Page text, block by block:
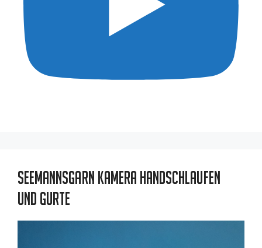
Seemannsgarn Kamera Handschlaufen
und Gurte